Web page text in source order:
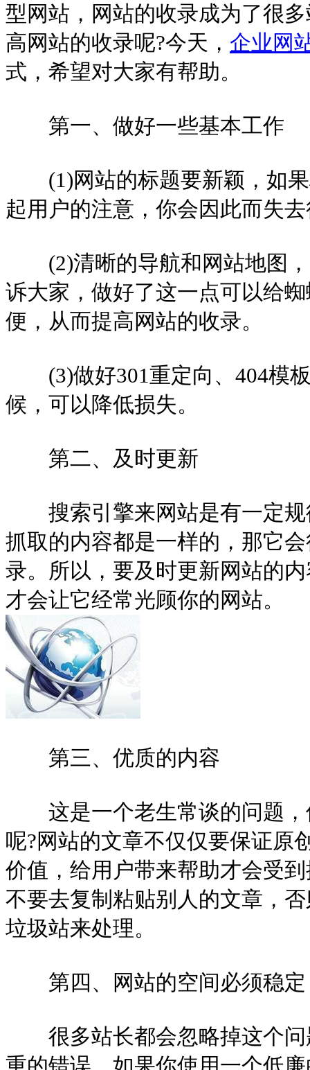
型网站，网站的收录成为了很
高网站的收录呢?今天， 企业网
式，希望对大家有帮助。
第一、做好一些基本工作
(1)网站的标题要新颖，如果
起用户的注意，你会因此而失
(2)清晰的导航和网站地图，
诉大家，做好了这一点可以给
便，从而提高网站的收录。
(3)做好301重定向、404模
候，可以降低损失。
第二、及时更新
搜索引擎来网站是有一定规
抓取的内容都是一样的，那它
录。所以，要及时更新网站的
才会让它经常光顾你的网站。
第三、优质的内容
这是一个老生常谈的问题，
呢?网站的文章不仅仅要保证原
价值，给用户带来帮助才会受
不要去复制粘贴别人的文章，
垃圾站来处理。
第四、网站的空间必须稳定
很多站长都会忽略掉这个问